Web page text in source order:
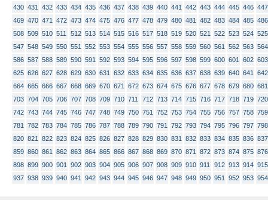
430 431 432 433 434 435 436 437 438 439 440 441 442 443 444 445 446 447
469 470 471 472 473 474 475 476 477 478 479 480 481 482 483 484 485 486
508 509 510 511 512 513 514 515 516 517 518 519 520 521 522 523 524 525
547 548 549 550 551 552 553 554 555 556 557 558 559 560 561 562 563 564
586 587 588 589 590 591 592 593 594 595 596 597 598 599 600 601 602 603
625 626 627 628 629 630 631 632 633 634 635 636 637 638 639 640 641
642
664 665 666 667 668 669 670 671 672 673 674 675 676 677 678 679 680 681
703 704 705 706 707 708 709 710 711 712 713 714 715 716 717 718 719 720
742 743 744 745 746 747 748 749 750 751 752 753 754 755 756 757 758 759
781
782 783 784 785 786 787 788 789 790 791 792 793 794 795 796 797 798
820 821 822 823 824 825 826 827 828 829 830 831 832 833 834 835 836 837
859 860 861 862 863 864 865 866 867 868 869 870 871 872 873 874 875 876
898 899 900 901 902 903 904 905 906 907 908 909 910 911 912 913 914 915
937 938 939 940 941 942 943 944 945 946 947 948 949 950 951 952 953 954